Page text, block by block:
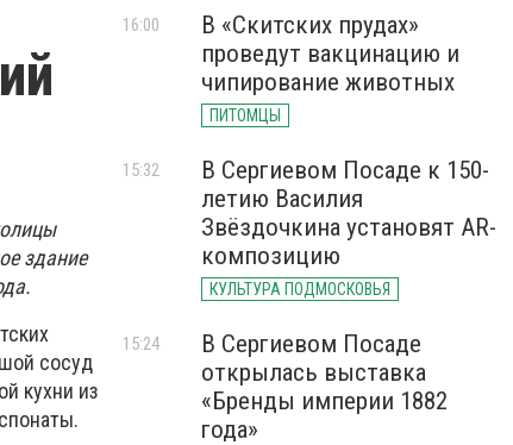
здание
сосуд
кухни из
В «Скитских прудах»
проведут вакцинацию и
чипирование животных
ПИТОМЦЫ
16:00
В Сергиевом Посаде к 150-
летию Василия
Звёздочкина установят AR-
композицию
КУЛЬТУРА ПОДМОСКОВЬЯ
15:32
В Сергиевом Посаде
открылась выставка
«Бренды империи 1882
года»
15:24